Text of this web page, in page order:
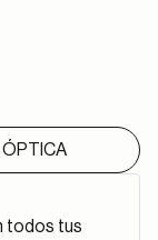
ÓPTICA
todos tus